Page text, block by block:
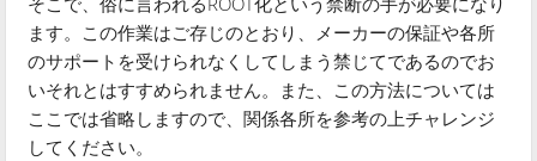
ます。この作業はご存じのとおり、メーカーの保証や各所
のサポートを受けられなくしてしまう禁じてであるのでお
いそれとはすすめられません。また、この方法については
ここでは省略しますので、関係各所を参考の上チャレンジ
してください。